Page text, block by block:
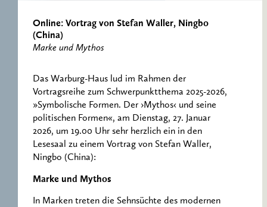
Online: Vortrag von Stefan Waller, Ningbo
(China)
Marke und Mythos
Das Warburg-Haus lud im Rahmen der
Vortragsreihe zum Schwerpunktthema 2025-2026,
»Symbolische Formen. Der ›Mythos‹ und seine
politischen Formen«, am Dienstag, 27. Januar
2026, um 19.00 Uhr sehr herzlich ein in den
Lesesaal zu einem Vortrag von Stefan Waller,
Ningbo (China):
Marke und Mythos
In Marken treten die Sehnsüchte des modernen